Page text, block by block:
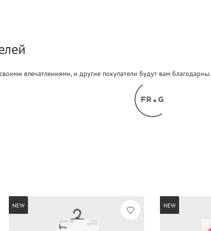
впечатлениями, и другие покупатели будут вам благодарны.
NEW NEW